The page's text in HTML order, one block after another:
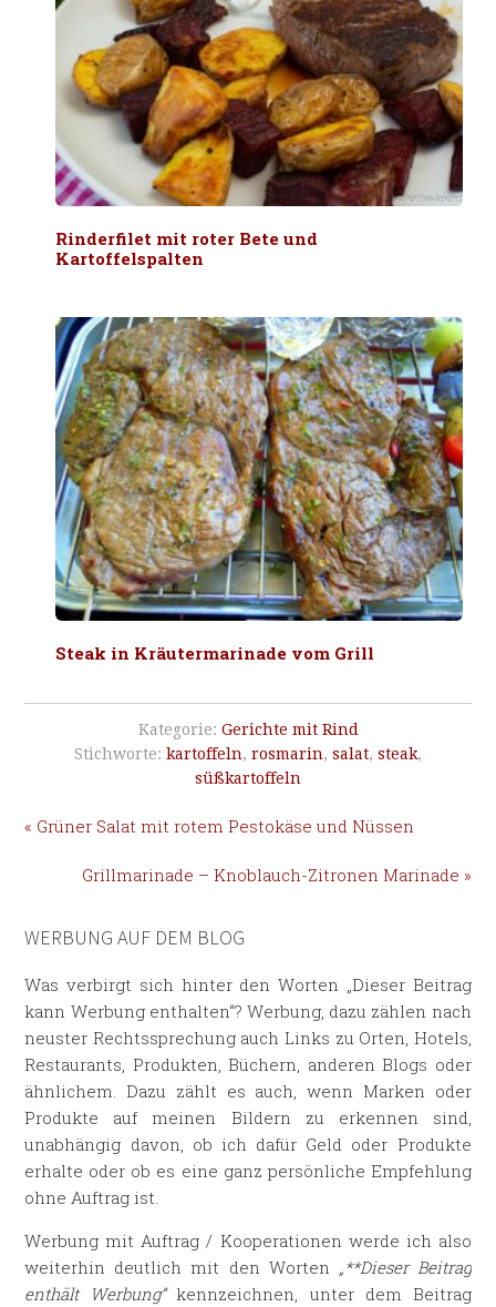
Rinderfilet mit roter Bete und
Kartoffelspalten
Steak in Kräutermarinade vom Grill
Kategorie: Gerichte mit Rind
Stichworte: kartoffeln, rosmarin, salat, steak,
süßkartoffeln
« Grüner Salat mit rotem Pestokäse und Nüssen
Grillmarinade – Knoblauch-Zitronen Marinade »
WERBUNG AUF DEM BLOG
Was verbirgt sich hinter den Worten „Dieser Beitrag
kann Werbung enthalten“? Werbung, dazu zählen nach
neuster Rechtssprechung auch Links zu Orten, Hotels,
Restaurants, Produkten, Büchern, anderen Blogs oder
ähnlichem. Dazu zählt es auch, wenn Marken oder
Produkte auf meinen Bildern zu erkennen sind,
unabhängig davon, ob ich dafür Geld oder Produkte
erhalte oder ob es eine ganz persönliche Empfehlung
ohne Auftrag ist.
Werbung mit Auftrag / Kooperationen werde ich also
weiterhin deutlich mit den Worten „**Dieser Beitrag
enthält Werbung“kennzeichnen, unter dem Beitrag